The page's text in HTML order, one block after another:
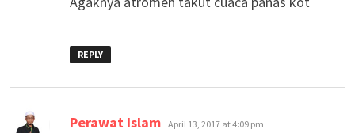
REPLY
Perawat Islam says:
April 13, 2017 at 4:09 pm